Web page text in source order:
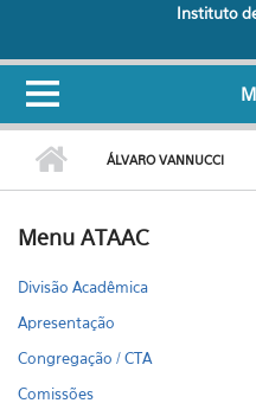
Instituto
ÁLVARO VANNUCCI
Menu ATAAC
Divisão Acadêmica
Apresentação
Congregação / CTA
Comissões